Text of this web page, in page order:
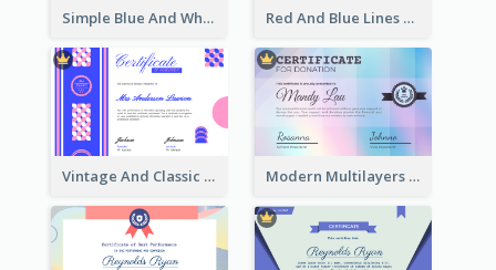
Simple Blue And White Rectangle Certificate Red And Blue Lines And Badge Completion Certificate
Vintage And Classic Vibrant Certificate Design Ideas Modern Multilayers Holographic Certificate Design Idea